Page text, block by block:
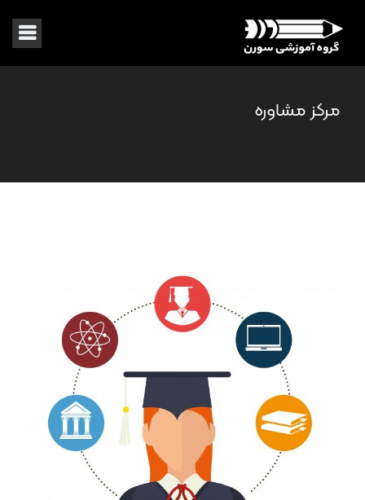
مرکز مشاوره